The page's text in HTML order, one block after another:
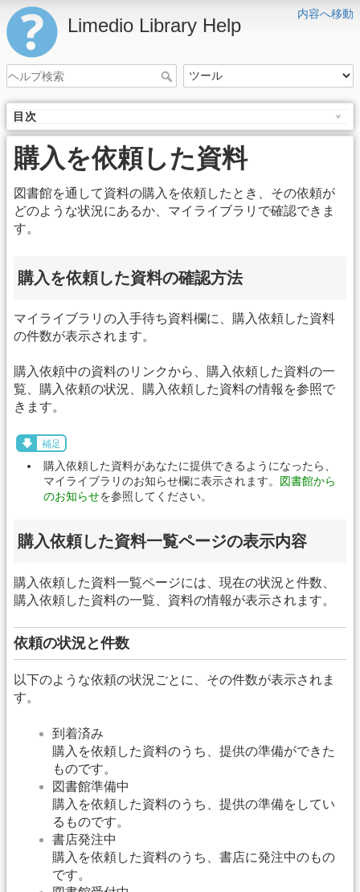
内容へ移動
Limedio Library Help
目次
購入を依頼した資料
図書館を通して資料の購入を依頼したとき、その依頼が
どのような状況にあるか、マイライブラリで確認できま
す。
購入を依頼した資料の確認方法
マイライブラリの入手待ち資料欄に、購入依頼した資料
の件数が表示されます。
購入依頼中の資料のリンクから、購入依頼した資料の一
覧、購入依頼の状況、購入依頼した資料の情報を参照で
きます。
補足
購入依頼した資料があなたに提供できるようになったら、
マイライブラリのお知らせ欄に表示されます。 図書館から
のお知らせを参照してください。
購入依頼した資料一覧ページの表示内容
購入依頼した資料一覧ページには、現在の状況と件数、
購入依頼した資料の一覧、資料の情報が表示されます。
依頼の状況と件数
以下のような依頼の状況ごとに、その件数が表示されま
す。
到着済み
購入を依頼した資料のうち、提供の準備ができた
ものです。
図書館準備中
購入を依頼した資料のうち、提供の準備をしてい
るものです。
書店発注中
購入を依頼した資料のうち、書店に発注中のもの
です。